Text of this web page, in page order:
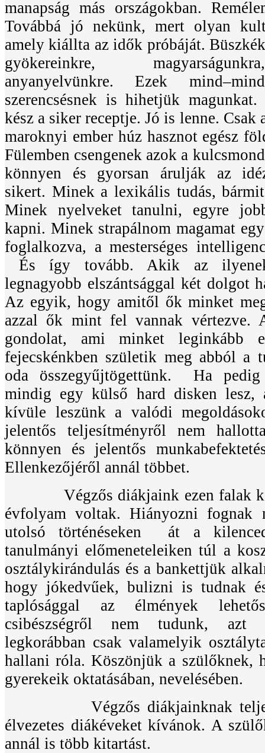
manapság más országokban.
Továbbá jó nekünk, mert olyan
amely kiállta az idők próbáját.
gyökereinkre,
anyanyelvünkre. Ezek
szerencsésnek is hihetjük
kész a siker receptje. Jó is lenne. Csak
maroknyi ember húz hasznot egész
Fülemben csengenek azok a
könnyen és gyorsan árulják az
sikert. Minek a lexikális tudás,
Minek nyelveket tanulni, egyre
kapni. Minek strapálnom magamat
foglalkozva, a mesterséges
És így tovább. Akik az
legnagyobb elszántsággal két dolgot
Az egyik, hogy amitől ők minket
azzal ők mint fel vannak vértezve.
gondolat, ami minket leginkább
fejecskénkben születik meg abból a
oda összegyűjtögettünk. Ha pedig
mindig egy külső hard disken
kívüle leszünk a valódi
jelentős teljesítményről nem
könnyen és jelentős
Ellenkezőjéről annál többet.
Végzős diákjaink ezen falak
évfolyam voltak. Hiányozni fognak
utolsó történéseken át a
tanulmányi előmeneteleiken túl a
osztálykirándulás és a bankettjük
hogy jókedvűek, bulizni is tudnak
taplósággal az élmények
csibészségről nem tudunk, azt
legkorábban csak valamelyik
hallani róla. Köszönjük a szülőknek,
gyerekeik oktatásában, nevelésében.
Végzős diákjainknak
élvezetes diákéveket kívánok. A
annál is több kitartást.